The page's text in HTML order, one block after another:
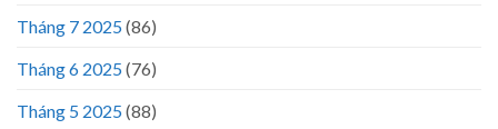
Tháng 7 2025(86)
Tháng 6 2025(76)
Tháng 5 2025(88)